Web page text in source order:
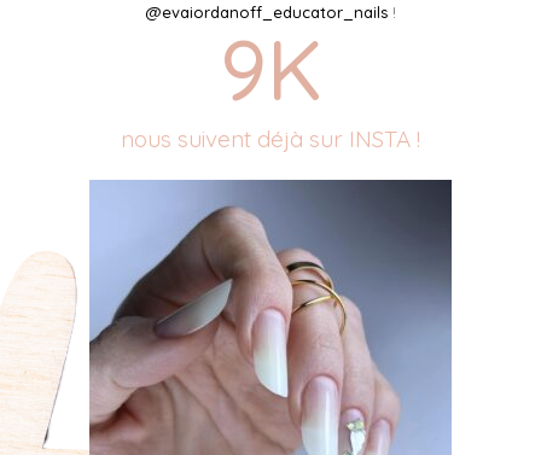
@evaiordanoff_educator_nails !
nous suivent déjà sur INSTA !
9K